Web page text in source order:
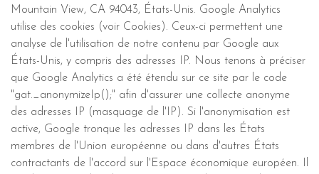
Mountain View, CA 94043, États-Unis. Google Analytics
utilise des cookies (voir Cookies). Ceux-ci permettent une
analyse de l'utilisation de notre contenu par Google aux
États-Unis, y compris des adresses IP. Nous tenons à préciser
que Google Analytics a été étendu sur ce site par le code
"gat._anonymizeIp();" afin d'assurer une collecte anonyme
des adresses IP (masquage de l'IP). Si l'anonymisation est
active, Google tronque les adresses IP dans les États
membres de l'Union européenne ou dans d'autres États
contractants de l'accord sur l'Espace économique européen. Il